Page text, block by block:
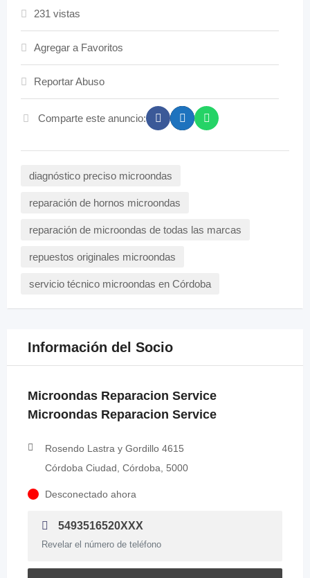
231 vistas
Agregar a Favoritos
Reportar Abuso
Comparte este anuncio:
diagnóstico preciso microondas
reparación de hornos microondas
reparación de microondas de todas las marcas
repuestos originales microondas
servicio técnico microondas en Córdoba
Información del Socio
Microondas Reparacion Service
Microondas Reparacion Service
Rosendo Lastra y Gordillo 4615
Córdoba Ciudad, Córdoba, 5000
Desconectado ahora
5493516520XXX
Revelar el número de teléfono